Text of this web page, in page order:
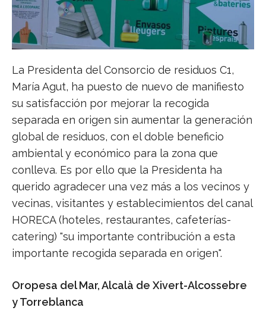
La Presidenta del Consorcio de residuos C1,
María Agut, ha puesto de nuevo de manifiesto
su satisfacción por mejorar la recogida
separada en origen sin aumentar la generación
global de residuos, con el doble beneficio
ambiental y económico para la zona que
conlleva. Es por ello que la Presidenta ha
querido agradecer una vez más a los vecinos y
vecinas, visitantes y establecimientos del canal
HORECA (hoteles, restaurantes, cafeterías-
catering) "su importante contribución a esta
importante recogida separada en origen".
Oropesa del Mar, Alcalà de Xivert-Alcossebre
y Torreblanca